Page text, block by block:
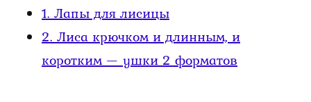
1. Лапы для лисицы
2. Лиса крючком и длинным, и
коротким — ушки 2 форматов